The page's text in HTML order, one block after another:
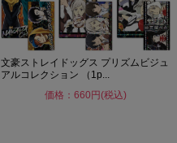
文豪ストレイドッグス プリズムビジュ
アルコレクション （1p...
価格：660円(税込)